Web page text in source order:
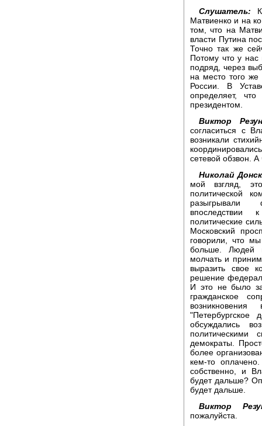
Слушатель:
Матвиенко и на
том, что на
власти Путина
Точно так же
Потому что у нас
подряд, через
на место того же
России. В
определяет,
президентом.
Виктор
согласиться с
возникали
сетевой обзвон.
Николай
мой взгляд,
политической
разыгрывали
впоследствии
политические
Московский
говорили, что
больше. Людей
молчать и
выразить свое
решение
И это не было
гражданское
"Петербургское
обсуждались
демократы.
более
кем-то
собственно, и
будет дальше?
будет дальше.
Виктор
пожалуйста.